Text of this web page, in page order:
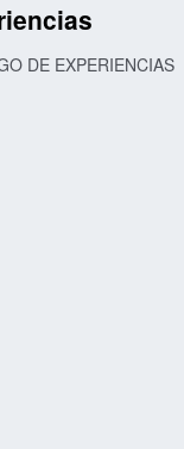
DE EXPERIENCIAS